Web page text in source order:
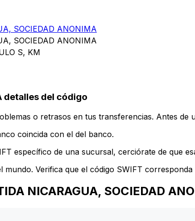
SOCIEDAD ANONIMA
SOCIEDAD ANONIMA
S, KM
detalles del código
o retrasos en tus transferencias. Antes de
coincida con el del banco.
específico de una sucursal, cerciórate de que
Verifica que el código SWIFT
NICARAGUA, SOCIEDAD